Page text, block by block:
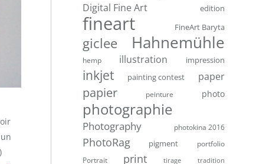
Digital Fine Art edition
fineart FineArt Baryta
giclee Hahnemühle
hemp illustration impression
inkjet painting contest paper
papier peinture photo
photographie
Photography photokina 2016
PhotoRag pigment
portfolio
Portrait
print tirage tradition